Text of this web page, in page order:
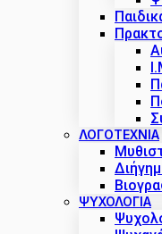
ΛΟΓΟΤΕΧΝΙΑ
ΨΥΧΟΛΟΓΙΑ